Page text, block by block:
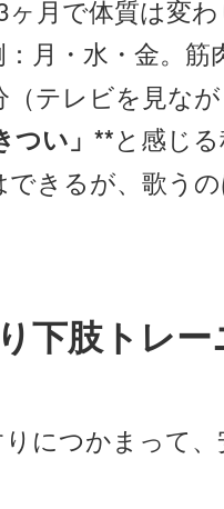
月で体質は変わ
月・水・金。筋
（テレビを見なが
つい」**と感じ
できるが、歌う
下肢トレ
につかまって、